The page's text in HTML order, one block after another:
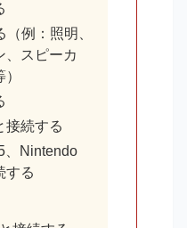
（例：照明、
、スピーカ
接続する
、Nintendo
する